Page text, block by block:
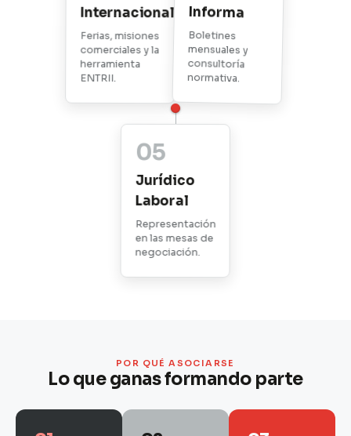
Internacional
Ferias, misiones
comerciales y la
herramienta
ENTRII.
Informa
Boletines
mensuales y
consultoría
normativa.
05
Jurídico
Laboral
Representación
en las mesas de
negociación.
POR QUÉ ASOCIARSE
Lo que ganas formando parte